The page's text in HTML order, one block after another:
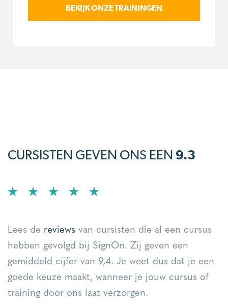
BEKIJK ONZE TRAININGEN
CURSISTEN GEVEN ONS EEN 9.3
Lees de reviews van cursisten die al een cursus
hebben gevolgd bij SignOn. Zij geven een
gemiddeld cijfer van 9,4. Je weet dus dat je een
goede keuze maakt, wanneer je jouw cursus of
training door ons laat verzorgen.